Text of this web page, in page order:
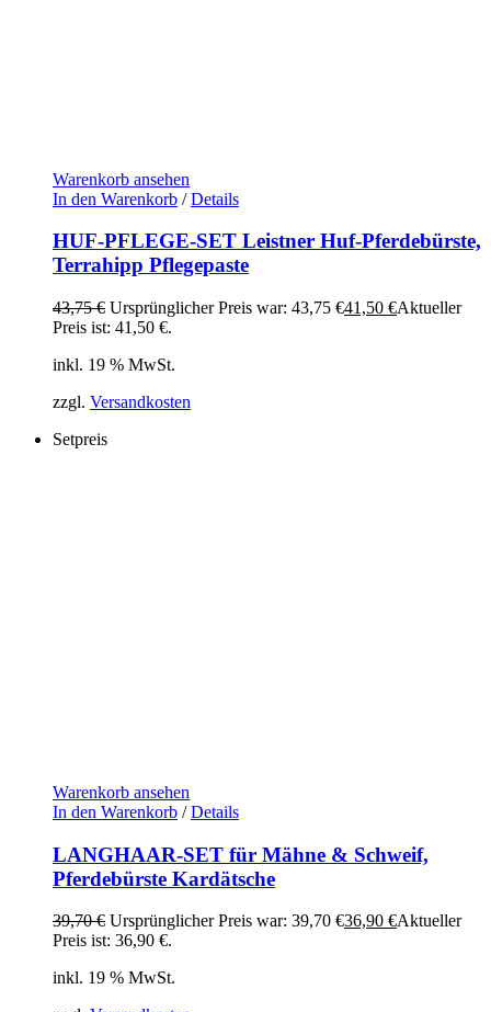
Warenkorb ansehen
In den Warenkorb / Details
HUF-PFLEGE-SET Leistner Huf-Pferdebürste,
Terrahipp Pflegepaste
43,75€ Ursprünglicher Preis war: 43,75 €41,50 €Aktueller
Preis ist: 41,50 €.
inkl. 19 % MwSt.
zzgl. Versandkosten
Setpreis
Warenkorb ansehen
In den Warenkorb / Details
LANGHAAR-SET für Mähne & Schweif,
Pferdebürste Kardätsche
39,70€ Ursprünglicher Preis war: 39,70 €36,90 €Aktueller
Preis ist: 36,90 €.
inkl. 19 % MwSt.